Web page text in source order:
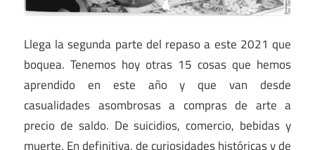
Llega la segunda parte del repaso a este 2021 que
boquea. Tenemos hoy otras 15 cosas que hemos
aprendido en este año y que van desde
casualidades asombrosas a compras de arte a
precio de saldo. De suicidios, comercio, bebidas y
muerte. En definitiva, de curiosidades históricas y de